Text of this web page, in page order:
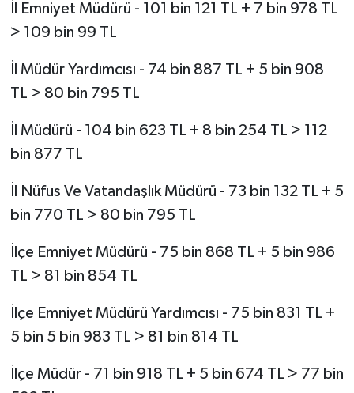
İl Emniyet Müdürü - 101 bin 121 TL + 7 bin 978 TL
> 109 bin 99 TL
İl Müdür Yardımcısı - 74 bin 887 TL + 5 bin 908
TL > 80 bin 795 TL
İl Müdürü - 104 bin 623 TL + 8 bin 254 TL > 112
bin 877 TL
İl Nüfus Ve Vatandaşlık Müdürü - 73 bin 132 TL + 5
bin 770 TL > 80 bin 795 TL
İlçe Emniyet Müdürü - 75 bin 868 TL + 5 bin 986
TL > 81 bin 854 TL
İlçe Emniyet Müdürü Yardımcısı - 75 bin 831 TL +
5 bin 5 bin 983 TL > 81 bin 814 TL
İlçe Müdür - 71 bin 918 TL + 5 bin 674 TL > 77 bin